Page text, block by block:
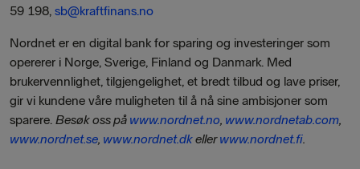
59 198, sb@kraftfinans.no
Nordnet er en digital bank for sparing og investeringer som
opererer i Norge, Sverige, Finland og Danmark. Med
brukervennlighet, tilgjengelighet, et bredt tilbud og lave priser,
gir vi kundene våre muligheten til å nå sine ambisjoner som
sparere. Besøk oss på www.nordnet.no, www.nordnetab.com,
www.nordnet.se, www.nordnet.dkellerwww.nordnet.fi.